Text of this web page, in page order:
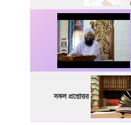
সকল প্রশ্নোত্তর